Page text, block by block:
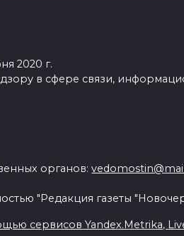
2020 г.
в сфере связи,
органов:
"Редакция газеты
сервисов Yandex.Metrika,